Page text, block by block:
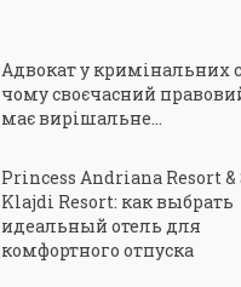
Адвокат у кримінальних
чому своєчасний
має вирішальне...
Princess Andriana Resort &
Klajdi Resort: как выбрать
идеальный отель для
комфортного отпуска